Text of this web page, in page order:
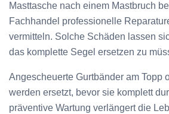
Masttasche nach einem Mastbruch
Fachhandel professionelle
vermitteln. Solche Schäden lassen
das komplette Segel ersetzen zu
Angescheuerte Gurtbänder am Topp
werden ersetzt, bevor sie komplett
präventive Wartung verlängert die